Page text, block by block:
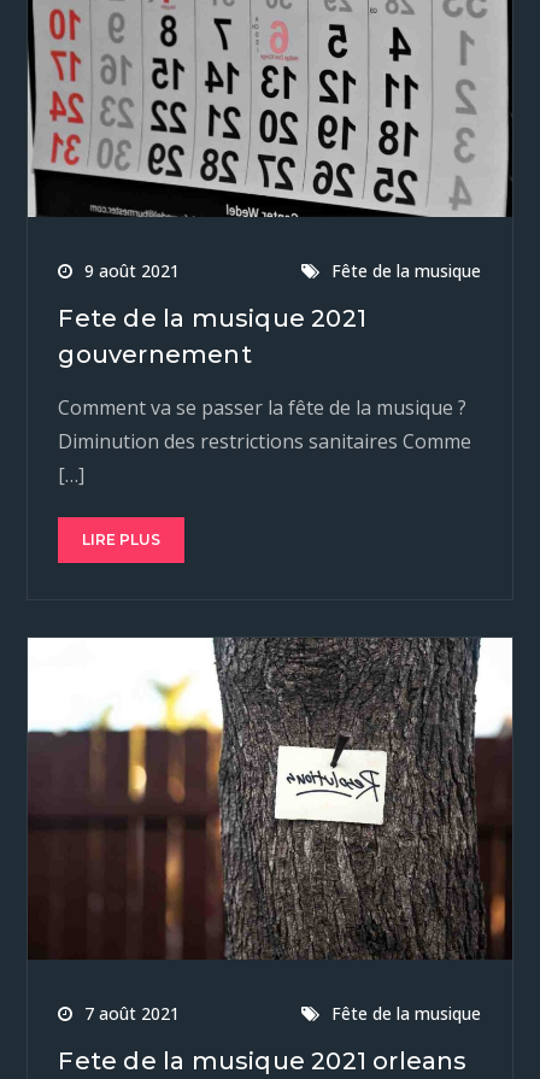
9 août 2021 Fête de la musique
Fete de la musique 2021
gouvernement
Comment va se passer la fête de la musique ?
Diminution des restrictions sanitaires Comme
[…]
LIRE PLUS
7 août 2021 Fête de la musique
Fete de la musique 2021 orleans